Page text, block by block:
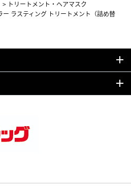
> トリートメント・ヘアマスク
ー ラスティング トリートメント（詰め替